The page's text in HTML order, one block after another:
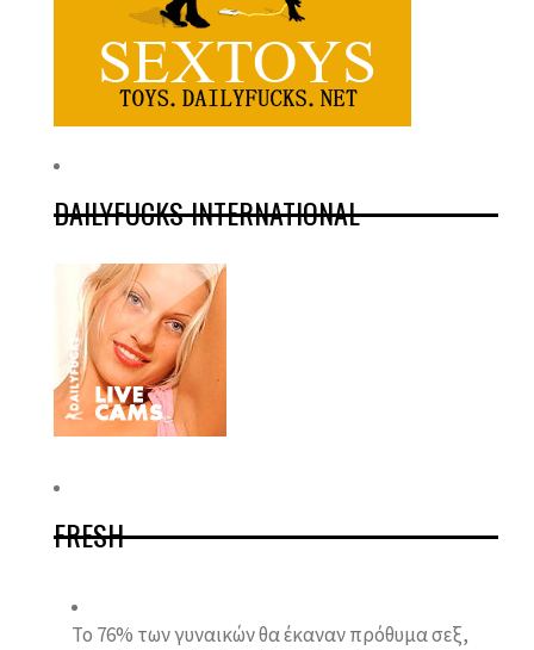
DAILYFUCKS INTERNATIONAL
FRESH
Το 76% των γυναικών θα έκαναν πρόθυμα σεξ,